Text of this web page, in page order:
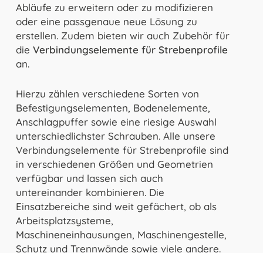
Abläufe zu erweitern oder zu modifizieren
oder eine passgenaue neue Lösung zu
erstellen. Zudem bieten wir auch Zubehör für
die Verbindungselemente für Strebenprofile
an.
Hierzu zählen verschiedene Sorten von
Befestigungselementen, Bodenelemente,
Anschlagpuffer sowie eine riesige Auswahl
unterschiedlichster Schrauben. Alle unsere
Verbindungselemente für Strebenprofile sind
in verschiedenen Größen und Geometrien
verfügbar und lassen sich auch
untereinander kombinieren. Die
Einsatzbereiche sind weit gefächert, ob als
Arbeitsplatzsysteme,
Maschineneinhausungen, Maschinengestelle,
Schutz und Trennwände sowie viele andere.